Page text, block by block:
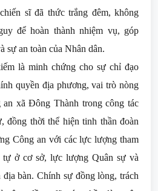
sĩ đã thức trắng đêm, không
để hoàn thành nhiệm vụ, góp
sự an toàn của Nhân dân.
là minh chứng cho sự chỉ đạo
quyền địa phương, vai trò nòng
xã Đông Thành trong công tác
đồng thời thể hiện tinh thần đoàn
Công an với các lực lượng tham
tự ở cơ sở, lực lượng Quân sự và
bàn. Chính sự đồng lòng, trách